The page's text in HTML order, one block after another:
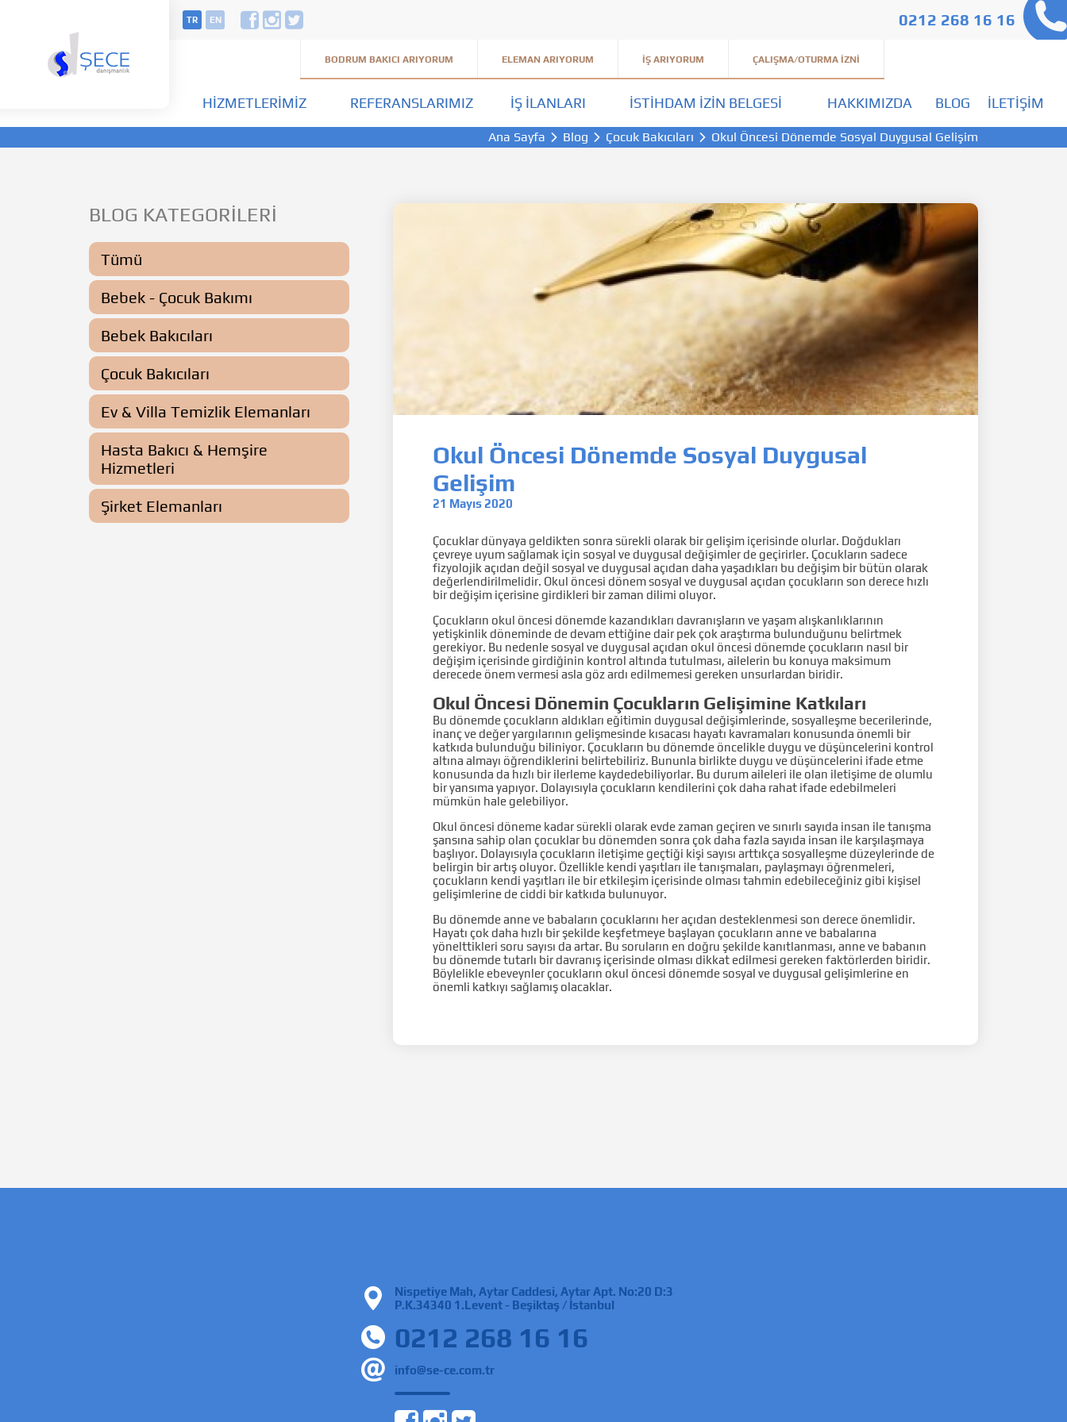
TR EN
BODRUM BAKICI ARIYORUM ELEMAN ARIYORUM İŞ ARIYORUM ÇALIŞMA/OTURMA İZNI
0212 268 16 16
HIZMETLERIMIZ REFERANSLARIMIZ İŞ İLANLARI İSTIHDAM İZIN BELGESI HAKKIMIZDA BLOG İLETIŞIM
Ana Sayfa Blog Çocuk Bakıcıları Okul Öncesi Dönemde Sosyal Duygusal Gelişim
BLOG KATEGORİLERİ
Tümü
Bebek - Çocuk Bakımı
Bebek Bakıcıları
Çocuk Bakıcıları
Ev & Villa Temizlik Elemanları
Hasta Bakıcı & Hemşire
Hizmetleri
Şirket Elemanları
Okul Öncesi Dönemde Sosyal Duygusal
Gelişim
21 Mayıs 2020
Çocuklar dünyaya geldikten sonra sürekli olarak bir gelişim içerisinde olurlar. Doğdukları
çevreye uyum sağlamak için sosyal ve duygusal değişimler de geçirirler. Çocukların sadece
fizyolojik açıdan değil sosyal ve duygusal açıdan daha yaşadıkları bu değişim bir bütün olarak
değerlendirilmelidir. Okul öncesi dönem sosyal ve duygusal açıdan çocukların son derece hızlı
bir değişim içerisine girdikleri bir zaman dilimi oluyor.
Çocukların okul öncesi dönemde kazandıkları davranışların ve yaşam alışkanlıklarının
yetişkinlik döneminde de devam ettiğine dair pek çok araştırma bulunduğunu belirtmek
gerekiyor. Bu nedenle sosyal ve duygusal açıdan okul öncesi dönemde çocukların nasıl bir
değişim içerisinde girdiğinin kontrol altında tutulması, ailelerin bu konuya maksimum
derecede önem vermesi asla göz ardı edilmemesi gereken unsurlardan biridir.
Okul Öncesi Dönemin Çocukların Gelişimine Katkıları
Bu dönemde çocukların aldıkları eğitimin duygusal değişimlerinde, sosyalleşme becerilerinde,
inanç ve değer yargılarının gelişmesinde kısacası hayatı kavramaları konusunda önemli bir
katkıda bulunduğu biliniyor. Çocukların bu dönemde öncelikle duygu ve düşüncelerini kontrol
altına almayı öğrendiklerini belirtebiliriz. Bununla birlikte duygu ve düşüncelerini ifade etme
konusunda da hızlı bir ilerleme kaydedebiliyorlar. Bu durum aileleri ile olan iletişime de olumlu
bir yansıma yapıyor. Dolayısıyla çocukların kendilerini çok daha rahat ifade edebilmeleri
mümkün hale gelebiliyor.
Okul öncesi döneme kadar sürekli olarak evde zaman geçiren ve sınırlı sayıda insan ile tanışma
şansına sahip olan çocuklar bu dönemden sonra çok daha fazla sayıda insan ile karşılaşmaya
başlıyor. Dolayısıyla çocukların iletişime geçtiği kişi sayısı arttıkça sosyalleşme düzeylerinde de
belirgin bir artış oluyor. Özellikle kendi yaşıtları ile tanışmaları, paylaşmayı öğrenmeleri,
çocukların kendi yaşıtları ile bir etkileşim içerisinde olması tahmin edebileceğiniz gibi kişisel
gelişimlerine de ciddi bir katkıda bulunuyor.
Bu dönemde anne ve babaların çocuklarını her açıdan desteklenmesi son derece önemlidir.
Hayatı çok daha hızlı bir şekilde keşfetmeye başlayan çocukların anne ve babalarına
yönelttikleri soru sayısı da artar. Bu soruların en doğru şekilde kanıtlanması, anne ve babanın
bu dönemde tutarlı bir davranış içerisinde olması dikkat edilmesi gereken faktörlerden biridir.
Böylelikle ebeveynler çocukların okul öncesi dönemde sosyal ve duygusal gelişimlerine en
önemli katkıyı sağlamış olacaklar.
Nispetiye Mah, Aytar Caddesi, Aytar Apt. No:20 D:3
P.K.34340 1.Levent - Beşiktaş / İstanbul
0212 268 16 16
info@se-ce.com.tr